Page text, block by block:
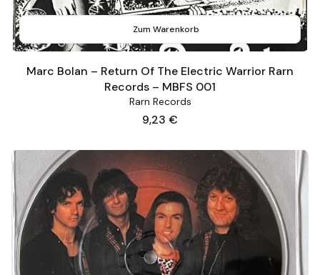
Zum Warenkorb
Marc Bolan – Return Of The Electric Warrior Rarn
Records – MBFS 001
Rarn Records
Preis
9,23 €